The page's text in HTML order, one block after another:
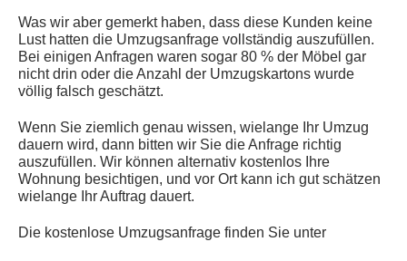
Was wir aber gemerkt haben, dass diese Kunden keine
Lust hatten die Umzugsanfrage vollständig auszufüllen.
Bei einigen Anfragen waren sogar 80 % der Möbel gar
nicht drin oder die Anzahl der Umzugskartons wurde
völlig falsch geschätzt.
Wenn Sie ziemlich genau wissen, wielange Ihr Umzug
dauern wird, dann bitten wir Sie die Anfrage richtig
auszufüllen. Wir können alternativ kostenlos Ihre
Wohnung besichtigen, und vor Ort kann ich gut schätzen
wielange Ihr Auftrag dauert.
Die kostenlose Umzugsanfrage finden Sie unter